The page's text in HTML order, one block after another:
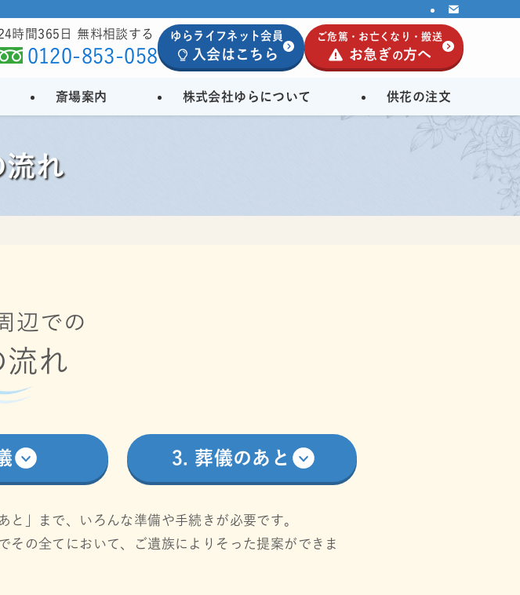
斎場案内 株式会社ゆらについて 供花の注文
時間365日 無料相談する
0120-853-058
ゆらライフネット会員
入会はこちら
ご危篤・お亡くなり・搬送
お急ぎの方へ
流れ
辺での
流れ
3. 葬儀のあと
」まで、いろんな準備や手続きが必要です。
その全てにおいて、ご遺族によりそった提案ができま